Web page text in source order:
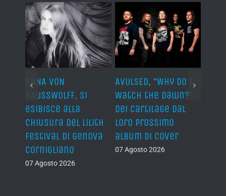
ANNA VON
HAUSSWOLFF, si
esibisce alla
chiusura del Lilith
Festival di Genova
Cornigliano
07 Agosto 2026
AVULSED, “Why Do I
Watch the Dawn?”
dei Cartilage dal
loro prossimo
album di cover
07 Agosto 2026